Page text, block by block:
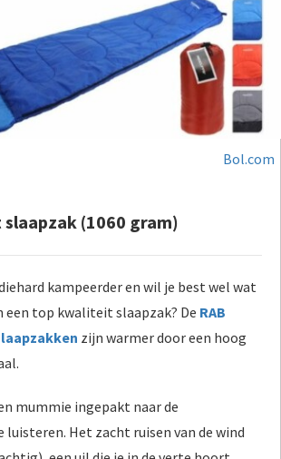
Bol.com
slaapzak (1060 gram)
kampeerder en wil je best wel wat
een top kwaliteit slaapzak? De RAB
zijn warmer door een hoog
mummie ingepakt naar de
Het zacht ruisen van de wind